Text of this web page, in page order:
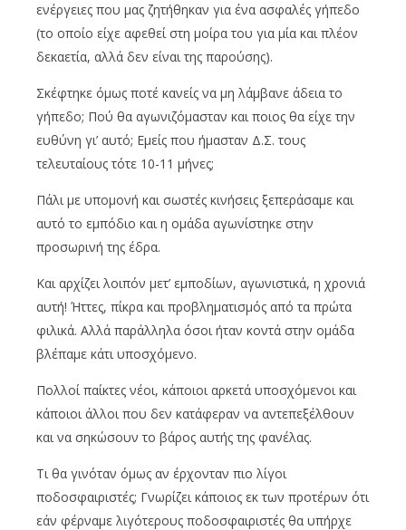
ενέργειες που μας ζητήθηκαν για ένα ασφαλές γήπεδο
(το οποίο είχε αφεθεί στη μοίρα του για μία και πλέον
δεκαετία, αλλά δεν είναι της παρούσης).
Σκέφτηκε όμως ποτέ κανείς να μη λάμβανε άδεια το
γήπεδο; Πού θα αγωνιζόμασταν και ποιος θα είχε την
ευθύνη γι’ αυτό; Εμείς που ήμασταν Δ.Σ. τους
τελευταίους τότε 10-11 μήνες;
Πάλι με υπομονή και σωστές κινήσεις ξεπεράσαμε και
αυτό το εμπόδιο και η ομάδα αγωνίστηκε στην
προσωρινή της έδρα.
Και αρχίζει λοιπόν μετ’ εμποδίων, αγωνιστικά, η χρονιά
αυτή! Ήττες, πίκρα και προβληματισμός από τα πρώτα
φιλικά. Αλλά παράλληλα όσοι ήταν κοντά στην ομάδα
βλέπαμε κάτι υποσχόμενο.
Πολλοί παίκτες νέοι, κάποιοι αρκετά υποσχόμενοι και
κάποιοι άλλοι που δεν κατάφεραν να αντεπεξέλθουν
και να σηκώσουν το βάρος αυτής της φανέλας.
Τι θα γινόταν όμως αν έρχονταν πιο λίγοι
ποδοσφαιριστές; Γνωρίζει κάποιος εκ των προτέρων ότι
εάν φέρναμε λιγότερους ποδοσφαιριστές θα υπήρχε